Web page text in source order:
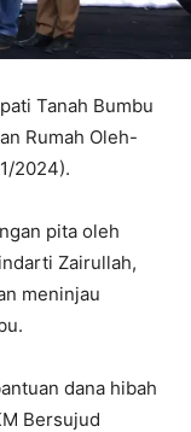
Tanah Bumbu
Rumah Oleh-
2024).
pita oleh
Zairullah,
meninjau
dana hibah
Bersujud